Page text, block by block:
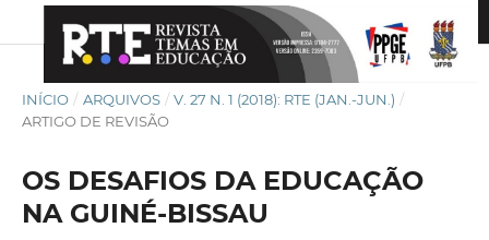
INÍCIO / ARQUIVOS / V. 27 N. 1 (2018): RTE (JAN.-JUN.) /
ARTIGO DE REVISÃO
OS DESAFIOS DA EDUCAÇÃO
NA GUINÉ-BISSAU